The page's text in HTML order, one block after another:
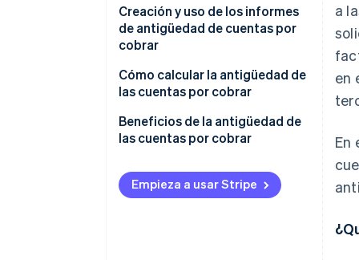
Creación y uso de los informes
de antigüedad de cuentas por
cobrar
Creación del informe
Análisis del informe
Actuar en función del informe
Cómo calcular la antigüedad de
las cuentas por cobrar
Ejemplo de cálculo
Beneficios de la antigüedad de
las cuentas por cobrar
Empieza a usar Stripe
a
en
En